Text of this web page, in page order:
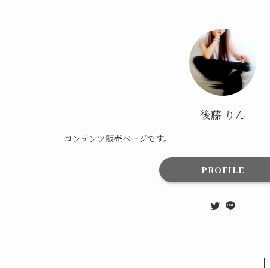
後藤 りん
コンテンツ販売ページです。
PROFILE